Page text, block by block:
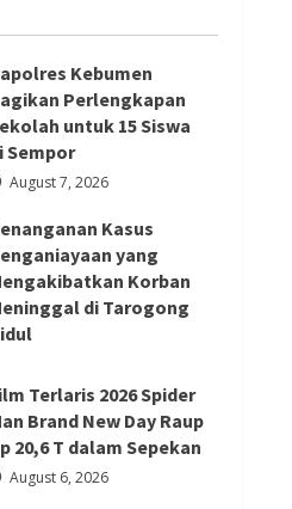
Kebumen
Perlengkapan
untuk 15 Siswa
Sempor
August 7, 2026
Kasus
yang
Korban
di Tarogong
Terlaris 2026 Spider
Brand New Day Raup
20,6 T dalam Sepekan
August 6, 2026